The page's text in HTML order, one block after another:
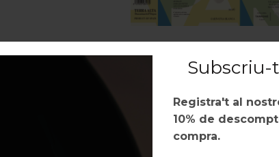
Registra't al
10% de
compra.
i una pluja de puntuacions. Els últims
i amb més projecció del país, laGuia Peñín
alta puntuació són: